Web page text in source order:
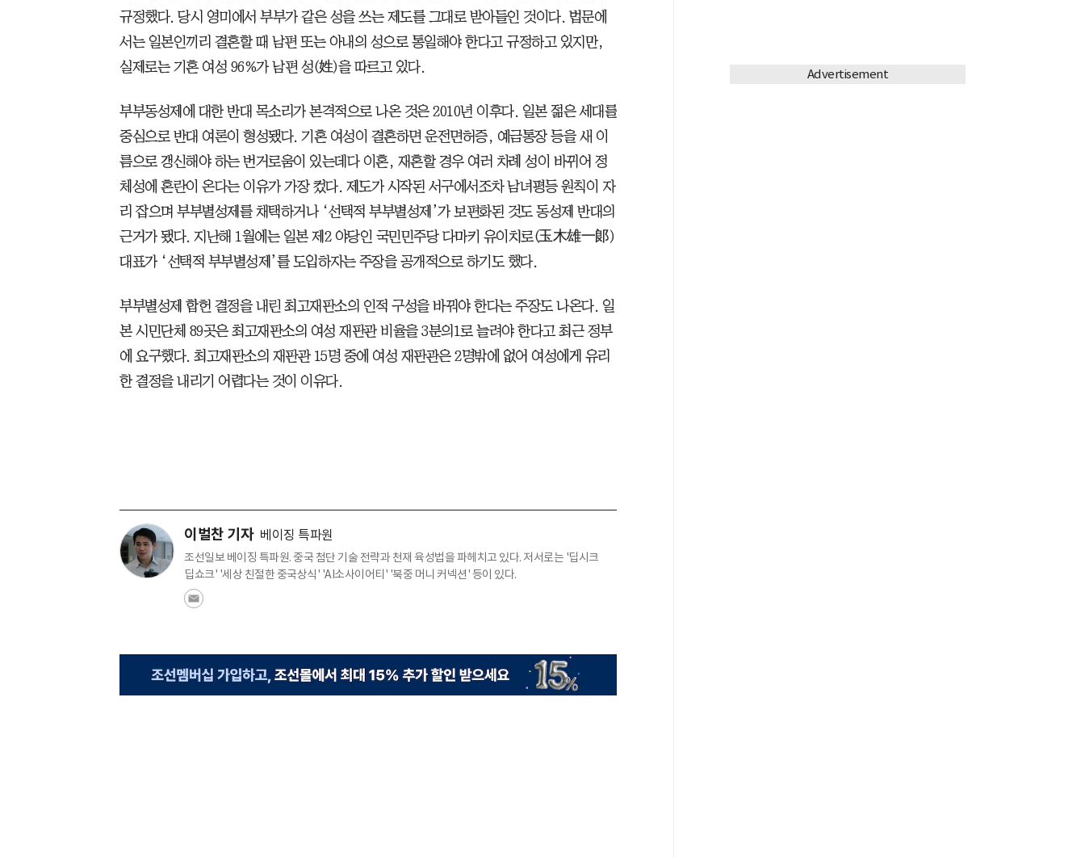
규정했다. 당시 영미에서 부부가 같은 성을 쓰는 제도를 그대로 받아들인 것이다. 법문에
서는 일본인끼리 결혼할 때 남편 또는 아내의 성으로 통일해야 한다고 규정하고 있지만,
실제로는 기혼 여성 96%가 남편 성(姓)을 따르고 있다.
부부동성제에 대한 반대 목소리가 본격적으로 나온 것은 2010년 이후다. 일본 젊은 세대를
중심으로 반대 여론이 형성됐다. 기혼 여성이 결혼하면 운전면허증, 예금통장 등을 새 이
름으로 갱신해야 하는 번거로움이 있는데다 이혼, 재혼할 경우 여러 차례 성이 바뀌어 정
체성에 혼란이 온다는 이유가 가장 컸다. 제도가 시작된 서구에서조차 남녀평등 원칙이 자
리 잡으며 부부별성제를 채택하거나 ‘선택적 부부별성제’가 보편화된 것도 동성제 반대의
근거가 됐다. 지난해 1월에는 일본 제2 야당인 국민민주당 다마키 유이치로(玉木雄一郞)
대표가 ‘선택적 부부별성제’를 도입하자는 주장을 공개적으로 하기도 했다.
부부별성제 합헌 결정을 내린 최고재판소의 인적 구성을 바꿔야 한다는 주장도 나온다. 일
본 시민단체 89곳은 최고재판소의 여성 재판관 비율을 3분의1로 늘려야 한다고 최근 정부
에 요구했다. 최고재판소의 재판관 15명 중에 여성 재판관은 2명밖에 없어 여성에게 유리
한 결정을 내리기 어렵다는 것이 이유다.
이벌찬 기자 베이징 특파원
조선일보 베이징 특파원. 중국 첨단 기술 전략과 천재 육성법을 파헤치고 있다. 저서로는 '딥시크
딥쇼크' '세상 친절한 중국상식' 'AI소사이어티' '북중 머니 커넥션' 등이 있다.